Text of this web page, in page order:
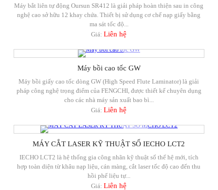
Máy bắt liên tự động Oursun SR412 là giải pháp hoàn thiện sau in công
nghệ cao sở hữu 12 khay chứa. Thiết bị sử dụng cơ chế nạp giấy bằng
ma sát tốc độ...
Giá:Liên hệ
Máy bồi cao tốc GW
Máy bồi giấy cao tốc dòng GW (High Speed Flute Laminator) là giải
pháp công nghệ trọng điểm của FENGCHI, được thiết kế chuyên dụng
cho các nhà máy sản xuất bao bì...
Giá:Liên hệ
MÁY CẮT LASER KỸ THUẬT SỐ IECHO LCT2
IECHO LCT2 là hệ thống gia công nhãn kỹ thuật số thế hệ mới, tích
hợp toàn diện từ khâu nạp liệu, cán màng, cắt laser tốc độ cao đến thu
hồi phế liệu tự...
Giá:Liên hệ